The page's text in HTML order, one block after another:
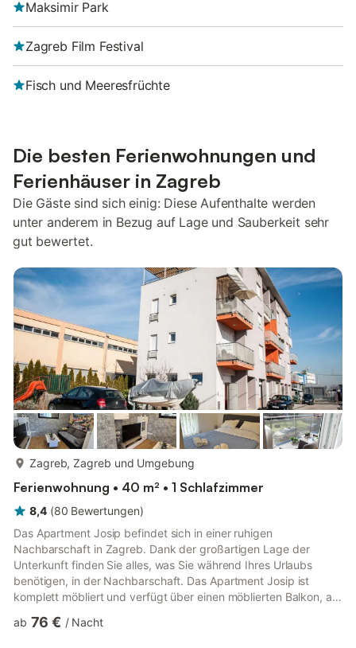
Maksimir Park
Zagreb Film Festival
Fisch und Meeresfrüchte
Die besten Ferienwohnungen und
Ferienhäuser in Zagreb
Die Gäste sind sich einig: Diese Aufenthalte werden
unter anderem in Bezug auf Lage und Sauberkeit sehr
gut bewertet.
Zagreb, Zagreb und Umgebung
Ferienwohnung • 40 m² • 1 Schlafzimmer
8,4 (80 Bewertungen)
Das Apartment Josip befindet sich in einer ruhigen
Nachbarschaft in Zagreb. Dank der großartigen Lage der
Unterkunft finden Sie alles, was Sie während Ihres Urlaubs
benötigen, in der Nachbarschaft. Das Apartment Josip ist
komplett möbliert und verfügt über einen möblierten Balkon, auf
Unterkunft mit Klimaanlage sowie Zentralheizung. Die
ab 76 € / Nacht